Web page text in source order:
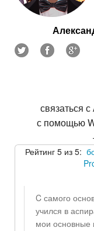
связаться
с помощью
Рейтинг 5 из 5:
Profi.ru,
C самого
учился в
мои основные